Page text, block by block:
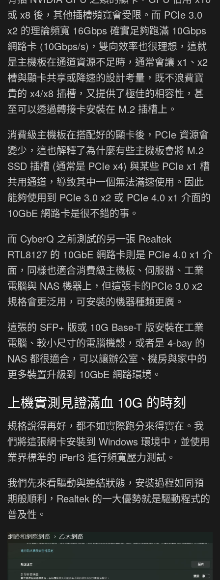
或 x8 後，其他插槽頻寬會受限。而 PCIe 3.0
x2 的理論頻寬 16Gbps 確實足夠跑滿 10Gbps
網路卡 (10Gbps/s)，雙向效率也很理想，這就
是主機板在通道資源不足時，通常會讓 x1、x2
槽與顯卡共享或降速的設計考量，既不浪費寶
貴的 x4/x8 插槽，又提供了極佳的相容性，甚
至可以透過轉接卡安裝在 M.2 插槽上。
消費級主機板在搭配好的顯卡後，PCIe 資源會
變少，這也解釋了為什麼有些主機板會將 M.2
SSD 插槽 (通常是 PCIe x4) 與某些 PCIe x1 槽
共用通道，導致其中一個無法滿速使用。因此
能夠使用到 PCIe 3.0 x2 或 PCIe 4.0 x1 介面的
10GbE 網路卡是很不錯的事。
而 CyberQ 之前測試的另一張 Realtek
RTL8127 的 10GbE 網路卡則是 PCIe 4.0 x1 介
面，同樣也適合消費級主機板、伺服器、工業
電腦與 NAS 機器上，但這張卡的PCIe 3.0 x2
規格會更泛用，可安裝的機器種類更廣。
這張的 SFP+ 版或 10G Base-T 版安裝在工業
電腦、較小尺寸的電腦機殼，或者是 4-bay 的
NAS 都很適合，可以讓辦公室、機房與家中的
更多裝置升級到 10GbE 網路環境。
上機實測見證滿血 10G 的時刻
規格說得再好，都不如實際跑分來得實在。我
們將這張網卡安裝到 Windows 環境中，並使用
業界標準的 iPerf3 進行頻寬壓力測試。
我們先來看驅動與連結狀態，安裝過程如同預
期般順利，Realtek 的一大優勢就是驅動程式的
普及性。